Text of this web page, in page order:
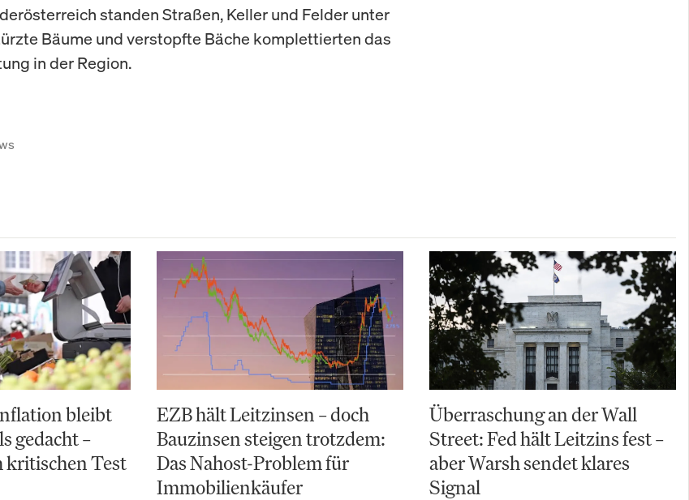
standen Straßen, Keller und Felder unter
Bäume und verstopfte Bäche komplettierten das
in der Region.
bleibt
gedacht –
kritischen Test
EZB hält Leitzinsen – doch
Bauzinsen steigen trotzdem:
Das Nahost-Problem für
Immobilienkäufer
Überraschung an der Wall
Street: Fed hält Leitzins fest –
aber Warsh sendet klares
Signal